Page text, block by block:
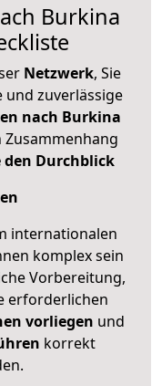
Burkina
Netzwerk, Sie
zuverlässige
nach Burkina
Durchblick
internationalen
komplex sein
Vorbereitung,
erforderlichen
vorliegen und
korrekt